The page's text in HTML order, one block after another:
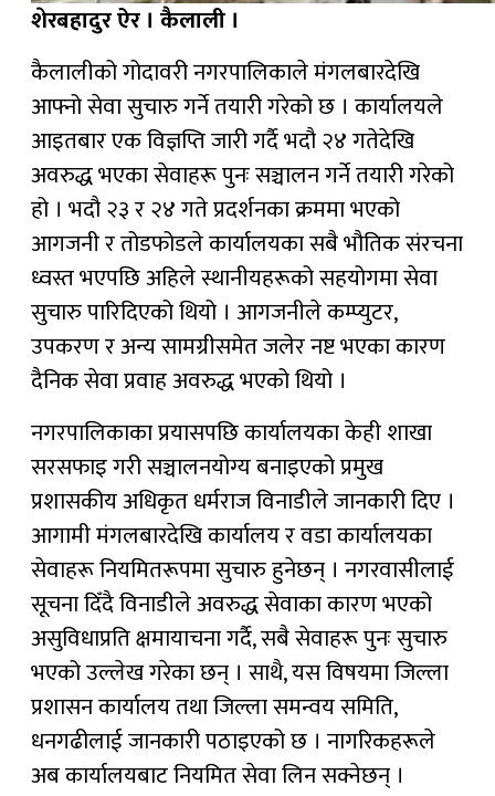
शेरबहादुर ऐर । कैलाली ।
कैलालीको गोदावरी नगरपालिकाले मंगलबारदेखि
आफ्नो सेवा सुचारु गर्ने तयारी गरेको छ । कार्यालयले
आइतबार एक विज्ञप्ति जारी गर्दै भदौ २४ गतेदेखि
अवरुद्ध भएका सेवाहरू पुनः सञ्चालन गर्ने तयारी गरेको
हो । भदौ २३ र २४ गते प्रदर्शनका क्रममा भएको
आगजनी र तोडफोडले कार्यालयका सबै भौतिक संरचना
ध्वस्त भएपछि अहिले स्थानीयहरूको सहयोगमा सेवा
सुचारु पारिदिएको थियो । आगजनीले कम्प्युटर,
उपकरण र अन्य सामग्रीसमेत जलेर नष्ट भएका कारण
दैनिक सेवा प्रवाह अवरुद्ध भएको थियो ।
नगरपालिकाका प्रयासपछि कार्यालयका केही शाखा
सरसफाइ गरी सञ्चालनयोग्य बनाइएको प्रमुख
प्रशासकीय अधिकृत धर्मराज विनाडीले जानकारी दिए ।
आगामी मंगलबारदेखि कार्यालय र वडा कार्यालयका
सेवाहरू नियमितरूपमा सुचारु हुनेछन् । नगरवासीलाई
सूचना दिँदै विनाडीले अवरुद्ध सेवाका कारण भएको
असुविधाप्रति क्षमायाचना गर्दै, सबै सेवाहरू पुनः सुचारु
भएको उल्लेख गरेका छन् । साथै, यस विषयमा जिल्ला
प्रशासन कार्यालय तथा जिल्ला समन्वय समिति,
धनगढीलाई जानकारी पठाइएको छ । नागरिकहरूले
अब कार्यालयबाट नियमित सेवा लिन सक्नेछन् ।